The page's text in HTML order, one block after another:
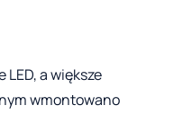
a większe
wmontowano